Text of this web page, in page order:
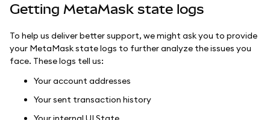
Getting MetaMask state logs
To help us deliver better support, we might ask you to provide
your MetaMask state logs to further analyze the issues you
face. These logs tell us:
Your account addresses
Your sent transaction history